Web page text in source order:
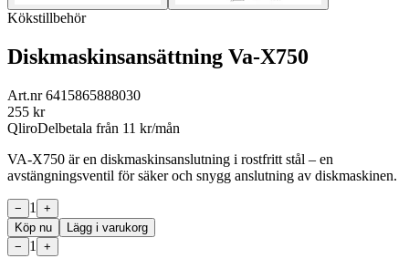
Kökstillbehör
Diskmaskinsansättning Va-X750
Art.nr6415865888030
255 kr
QliroDelbetala från 11 kr/mån
VA-X750 är en diskmaskinsanslutning i rostfritt stål – en
avstängningsventil för säker och snygg anslutning av diskmaskinen.
− 1
+
Köp nu
Lägg i varukorg
−
1 +